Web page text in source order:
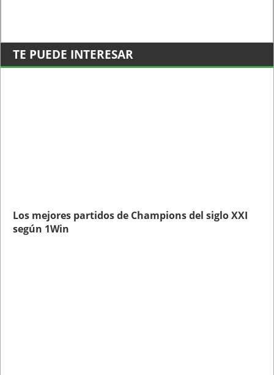
TE PUEDE INTERESAR
Los mejores partidos de Champions del siglo XXI
según 1Win